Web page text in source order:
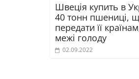
Швеція купить в
40 тонн пшениці,
передати її
межі голоду
02.09.2022